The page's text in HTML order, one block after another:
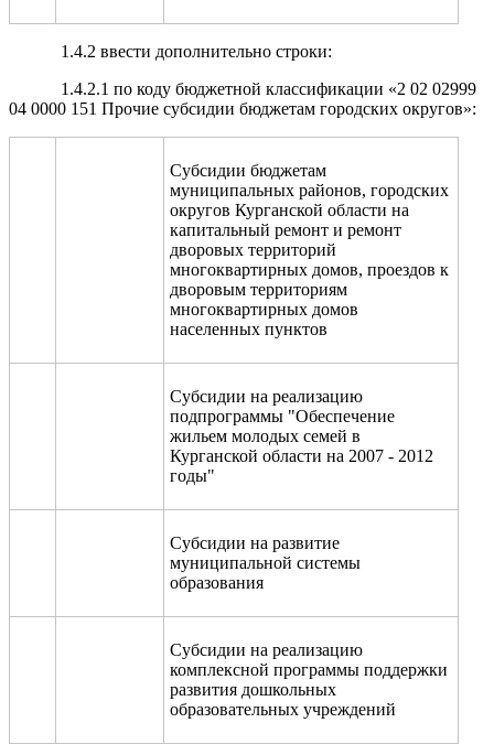
1.4.2 ввести дополнительно строки:
1.4.2.1 по коду бюджетной классификации «2 02 02999
04 0000 151 Прочие субсидии бюджетам городских округов»:
Субсидии бюджетам
муниципальных районов, городских
округов Курганской области на
капитальный ремонт и ремонт
дворовых территорий
многоквартирных домов, проездов к
дворовым территориям
многоквартирных домов
населенных пунктов
Субсидии на реализацию
подпрограммы "Обеспечение
жильем молодых семей в
Курганской области на 2007 - 2012
годы"
Субсидии на развитие
муниципальной системы
образования
Субсидии на реализацию
комплексной программы поддержки
развития дошкольных
образовательных учреждений